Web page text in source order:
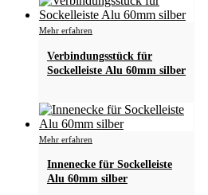
Mehr erfahren
Verbindungsstück für
Sockelleiste Alu 60mm silber
Mehr erfahren
Innenecke für Sockelleiste
Alu 60mm silber